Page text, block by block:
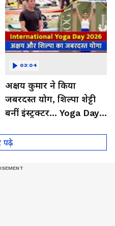
अक्षय कुमार ने किया
जबरदस्त योग, शिल्पा शेट्टी
बनीं इंस्ट्रक्टर... Yoga Day
03:04
पढ़े